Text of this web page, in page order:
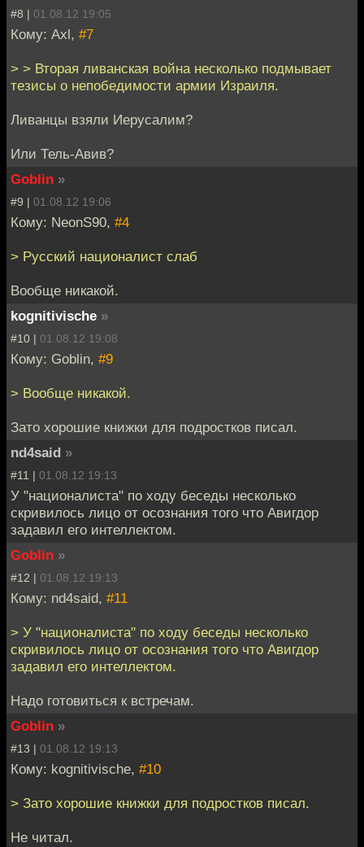
#8 | 01.08.12 19:05
Кому: Axl, #7
> > Вторая ливанская война несколько подмывает
тезисы о непобедимости армии Израиля.
Ливанцы взяли Иерусалим?
Или Тель-Авив?
Goblin »
#9 | 01.08.12 19:06
Кому: NeonS90, #4
> Русский националист слаб
Вообще никакой.
kognitivische »
#10 | 01.08.12 19:08
Кому: Goblin, #9
> Вообще никакой.
Зато хорошие книжки для подростков писал.
nd4said »
#11 | 01.08.12 19:13
У "националиста" по ходу беседы несколько
скривилось лицо от осознания того что Авигдор
задавил его интеллектом.
Goblin »
#12 | 01.08.12 19:13
Кому: nd4said, #11
> У "националиста" по ходу беседы несколько
скривилось лицо от осознания того что Авигдор
задавил его интеллектом.
Надо готовиться к встречам.
Goblin »
#13 | 01.08.12 19:13
Кому: kognitivische, #10
> Зато хорошие книжки для подростков писал.
Не читал.